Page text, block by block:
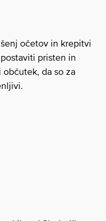
očetov in krepitvi
pristen in
da so za